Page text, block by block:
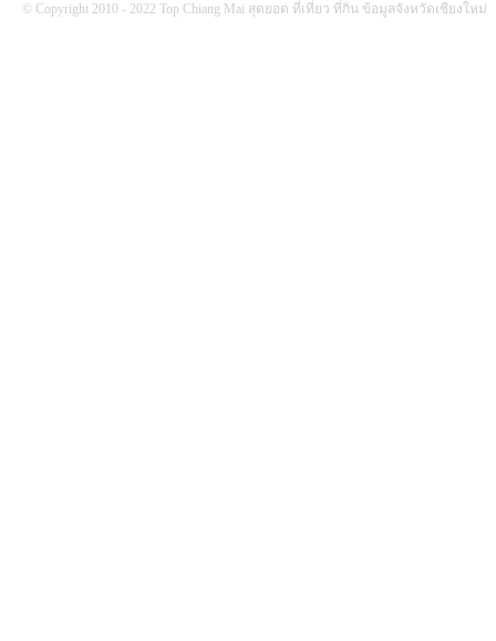
© Copyright 2010 - 2022 Top Chiang Mai สุดยอด ที่เที่ยว ที่กิน ข้อมูลจังหวัดเชียงใหม่